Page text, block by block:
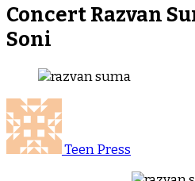
Concert Razvan
Soni
Teen Press